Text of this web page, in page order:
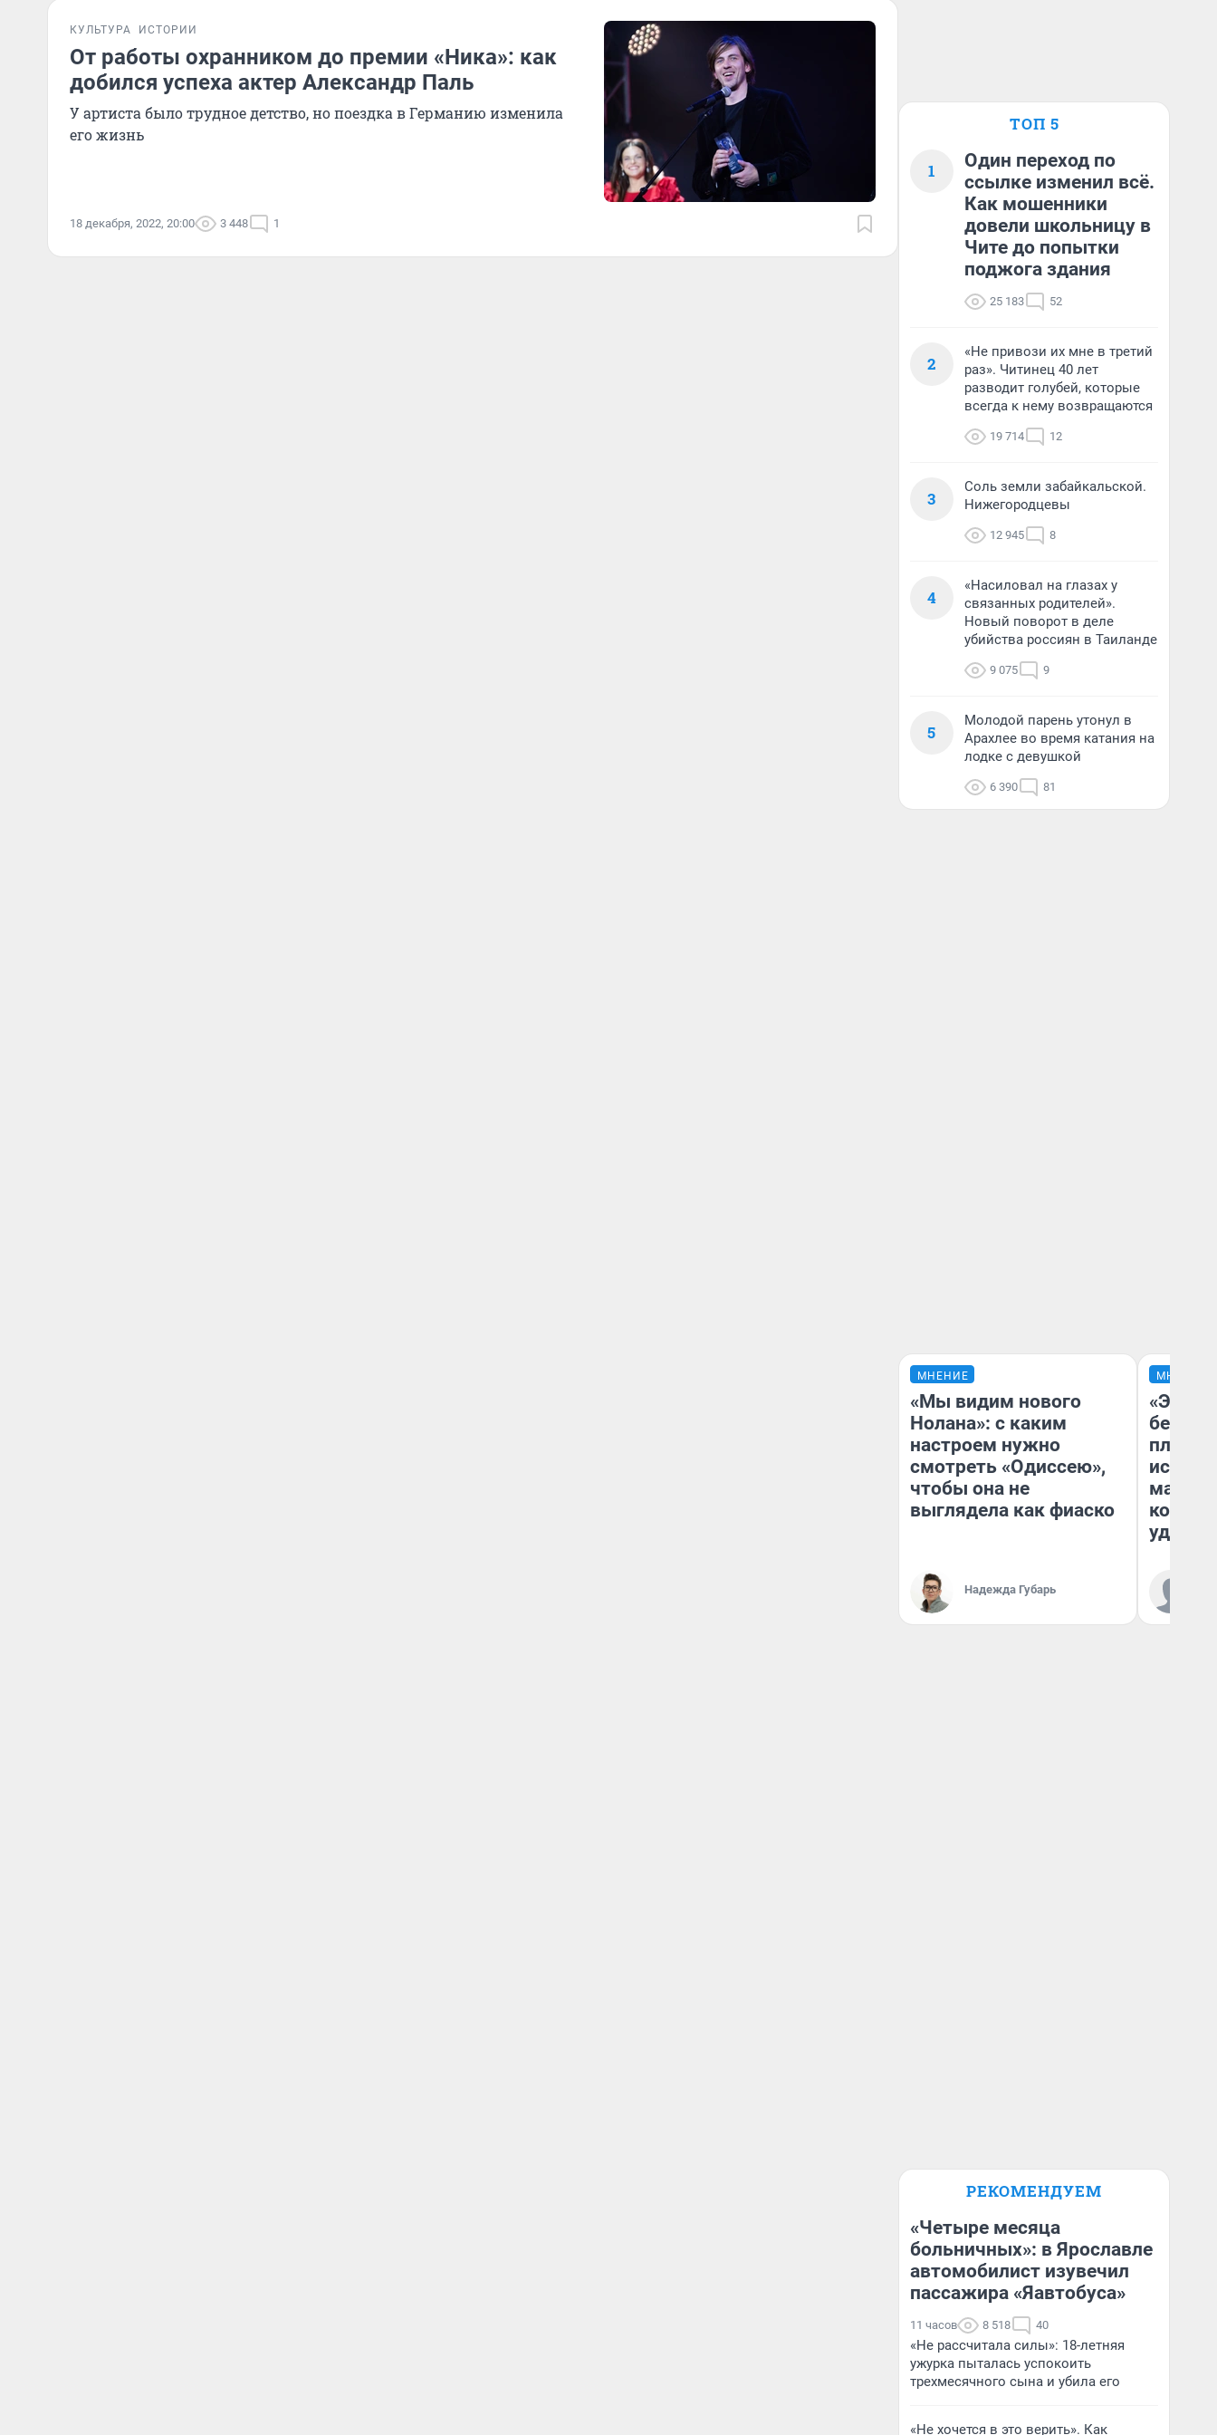
КУЛЬТУРА ИСТОРИИ
От работы охранником до премии «Ника»: как
добился успеха актер Александр Паль
У артиста было трудное детство, но поездка в Германию изменила
его жизнь
18 декабря, 2022, 20:00 3 448 1
ТОП 5
1
Один переход по
ссылке изменил всё.
Как мошенники
довели школьницу в
Чите до попытки
поджога здания
25 183 52
2
«Не привози их мне в третий
раз». Читинец 40 лет
разводит голубей, которые
всегда к нему возвращаются
19 714 12
3
Соль земли забайкальской.
Нижегородцевы
12 945 8
4
«Насиловал на глазах у
связанных родителей».
Новый поворот в деле
убийства россиян в Таиланде
9 075 9
5
Молодой парень утонул в
Арахлее во время катания на
лодке с девушкой
6 390 81
МНЕНИЕ
«Мы видим нового
Нолана»: с каким
настроем нужно
смотреть «Одиссею»,
чтобы она не
выглядела как фиаско
Надежда Губарь
МНЕНИЕ
«Это
РЕКОМЕНДУЕМ
«Четыре месяца
больничных»: в Ярославле
автомобилист изувечил
пассажира «Яавтобуса»
11 часов 8 518 40
«Не рассчитала силы»: 18-летняя
ужурка пыталась успокоить
трехмесячного сына и убила его
«Не хочется в это верить». Как